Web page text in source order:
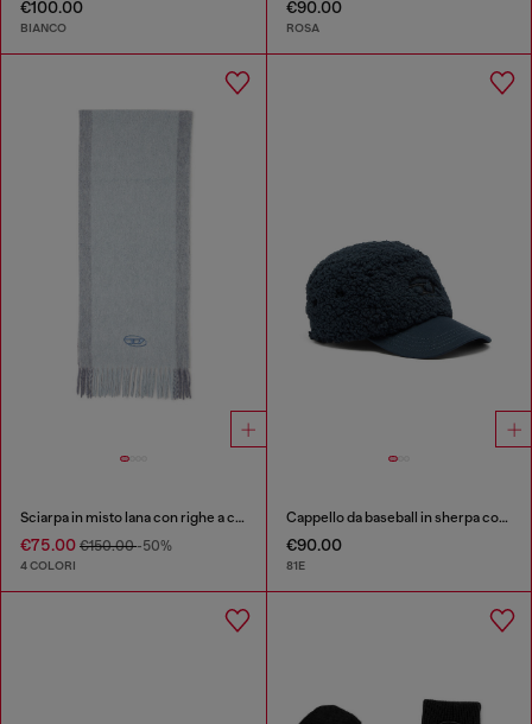
€100.00
BIANCO
€90.00
ROSA
Sciarpa in misto lana con righe a contrasto
€75.00 €150.00-50%
4 COLORI
Cappello da baseball in sherpa con ricamo Oval D
€90.00
81E